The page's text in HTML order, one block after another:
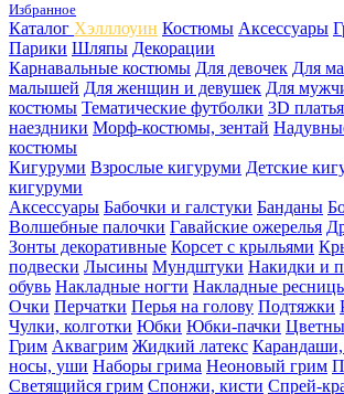
Избранное
Каталог Хэлллоуин Костюмы Аксессуары
Парики Шляпы Декорации
Карнавальные костюмы Для девочек Для
малышей Для женщин и девушек Для
костюмы Тематические футболки 3D платья
наездники Морф-костюмы, зентай
костюмы
Кигуруми Взрослые кигуруми Детские
кигуруми
Аксессуары Бабочки и галстуки Банданы
Волшебные палочки Гавайские ожерелья
Зонты декоративные Корсет с крыльями
подвески Лысины Мундштуки Накидки и
обувь Накладные ногти Накладные
Очки Перчатки Перья на голову Подтяжки
Чулки, колготки Юбки Юбки-пачки
Грим Аквагрим Жидкий латекс
носы, уши Наборы грима Неоновый грим
Светящийся грим Спонжи, кисти Спрей-